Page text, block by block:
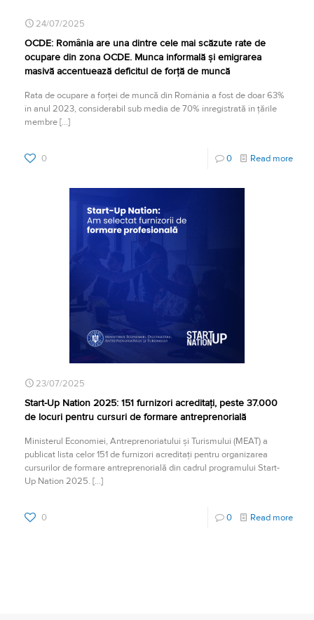
24/07/2025
OCDE: România are una dintre cele mai scăzute rate de
ocupare din zona OCDE. Munca informală și emigrarea
masivă accentuează deficitul de forță de muncă
Rata de ocupare a forței de muncă din România a fost de doar 63%
în anul 2023, considerabil sub media de 70% înregistrată în țările
membre[…]
0 0 Read more
23/07/2025
Start-Up Nation 2025: 151 furnizori acreditați, peste 37.000
de locuri pentru cursuri de formare antreprenorială
Ministerul Economiei, Antreprenoriatului și Turismului (MEAT) a
publicat lista celor 151 de furnizori acreditați pentru organizarea
cursurilor de formare antreprenorială din cadrul programului Start-
Up Nation 2025. […]
0 0 Read more